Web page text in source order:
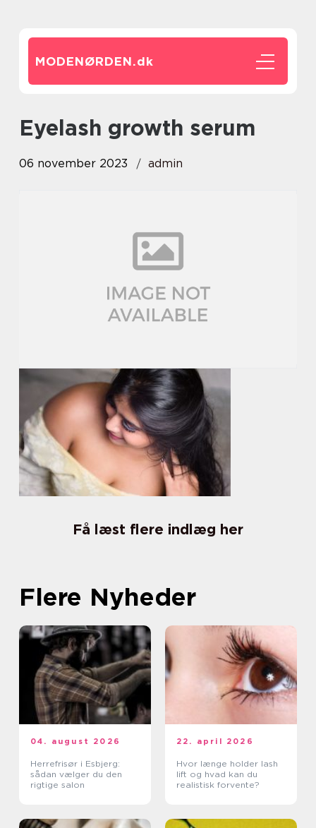
MODENØRDEN.dk
eyelash growth serum
06 november 2023 admin
Få læst flere indlæg her
Flere Nyheder
04. august 2026
Herrefrisør i Esbjerg:
sådan vælger du den
rigtige salon
22. april 2026
Hvor længe holder lash
lift og hvad kan du
realistisk forvente?